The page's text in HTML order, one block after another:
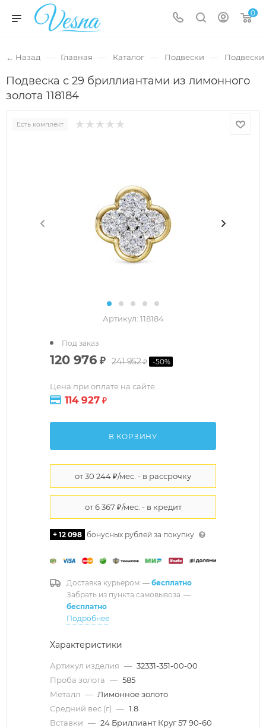
0
← Назад — Главная — Каталог — Подвески — Подвески
Подвеска с 29 бриллиантами из лимонного
золота 118184
Есть комплект
Артикул: 118184
120 976 ₽ 241 952₽ -50%
Цена при оплате на сайте
114 927 ₽
Под заказ
В КОРЗИНУ
+ 12 098 бонусных рублей за покупку
Доставка курьером — бесплатно
Забрать из пункта самовывоза —
бесплатно
Подробнее
Характеристики
Артикул изделия — 32331-351-00-00
Проба золота — 585
Металл — Лимонное золото
Средний вес (г) — 1.8
Вставки — 24 Бриллиант Круг 57 90-60